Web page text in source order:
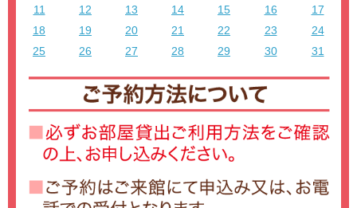
11
12 13 14 15 16
17
18
19 20 21 22 23
24
25
26 27 28 29 30 31